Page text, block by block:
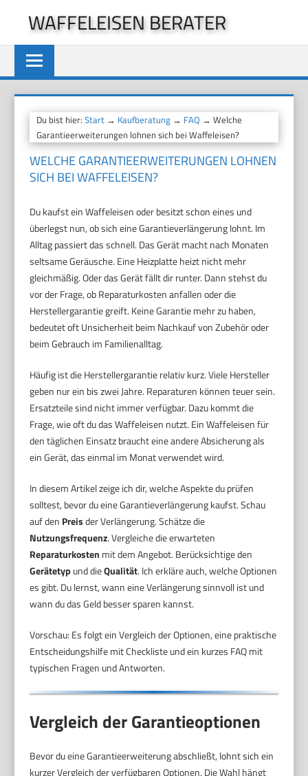
springen
WAFFELEISEN BERATER
Du bist hier:Start → Kaufberatung → FAQ → Welche
Garantieerweiterungen lohnen sich bei Waffeleisen?
WELCHE GARANTIEERWEITERUNGEN LOHNEN
SICH BEI WAFFELEISEN?
Du kaufst ein Waffeleisen oder besitzt schon eines und
überlegst nun, ob sich eine Garantieverlängerung lohnt. Im
Alltag passiert das schnell. Das Gerät macht nach Monaten
seltsame Geräusche. Eine Heizplatte heizt nicht mehr
gleichmäßig. Oder das Gerät fällt dir runter. Dann stehst du
vor der Frage, ob Reparaturkosten anfallen oder die
Herstellergarantie greift. Keine Garantie mehr zu haben,
bedeutet oft Unsicherheit beim Nachkauf von Zubehör oder
beim Gebrauch im Familienalltag.
Häufig ist die Herstellergarantie relativ kurz. Viele Hersteller
geben nur ein bis zwei Jahre. Reparaturen können teuer sein.
Ersatzteile sind nicht immer verfügbar. Dazu kommt die
Frage, wie oft du das Waffeleisen nutzt. Ein Waffeleisen für
den täglichen Einsatz braucht eine andere Absicherung als
ein Gerät, das einmal im Monat verwendet wird.
In diesem Artikel zeige ich dir, welche Aspekte du prüfen
solltest, bevor du eine Garantieverlängerung kaufst. Schau
auf den Preisder Verlängerung. Schätze die
Nutzungsfrequenz. Vergleiche die erwarteten
Reparaturkosten mit dem Angebot. Berücksichtige den
Gerätetyp und dieQualität. Ich erkläre auch, welche Optionen
es gibt. Du lernst, wann eine Verlängerung sinnvoll ist und
wann du das Geld besser sparen kannst.
Vorschau: Es folgt ein Vergleich der Optionen, eine praktische
Entscheidungshilfe mit Checkliste und ein kurzes FAQ mit
typischen Fragen und Antworten.
Vergleich der Garantieoptionen
Bevor du eine Garantieerweiterung abschließt, lohnt sich ein
kurzer Vergleich der verfügbaren Optionen. Die Wahl hängt